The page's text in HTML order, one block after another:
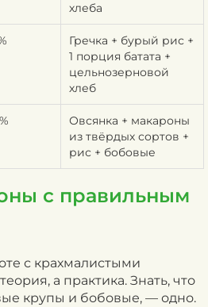
хлеба
Гречка + бурый рис +
1 порция батата +
цельнозерновой
хлеб
Овсянка + макароны
из твёрдых сортов +
рис + бобовые
с правильным
с крахмалистыми
а практика. Знать, что
крупы и бобовые, — одно.